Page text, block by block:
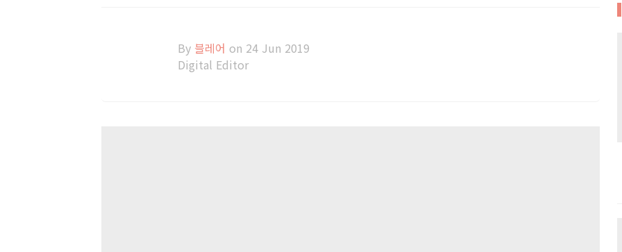
By 블레어 on 24 Jun 2019
Digital Editor